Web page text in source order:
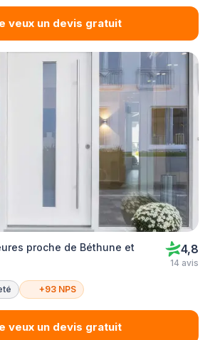
veux un devis gratuit
proche de Béthune et
4,8
14 avis
+93 NPS
veux un devis gratuit